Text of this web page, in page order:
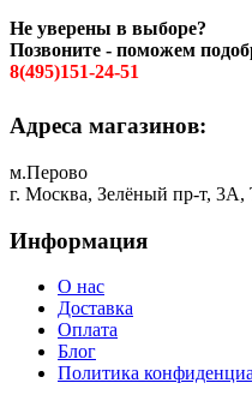
Не уверены в выборе?
Позвоните - поможем
8(495)151-24-51
Адреса магазинов:
м.Перово
г. Москва, Зелёный пр-т,
Информация
О нас
Доставка
Оплата
Блог
Политика